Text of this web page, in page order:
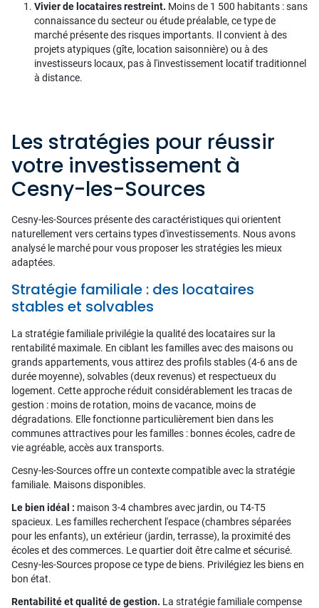
Vivier de locataires restreint. Moins de 1 500 habitants : sans
connaissance du secteur ou étude préalable, ce type de
marché présente des risques importants. Il convient à des
projets atypiques (gîte, location saisonnière) ou à des
investisseurs locaux, pas à l'investissement locatif traditionnel
à distance.
Les stratégies pour réussir
votre investissement à
Cesny-les-Sources
Cesny-les-Sources présente des caractéristiques qui orientent
naturellement vers certains types d'investissements. Nous avons
analysé le marché pour vous proposer les stratégies les mieux
adaptées.
Stratégie familiale : des locataires
stables et solvables
La stratégie familiale privilégie la qualité des locataires sur la
rentabilité maximale. En ciblant les familles avec des maisons ou
grands appartements, vous attirez des profils stables (4-6 ans de
durée moyenne), solvables (deux revenus) et respectueux du
logement. Cette approche réduit considérablement les tracas de
gestion : moins de rotation, moins de vacance, moins de
dégradations. Elle fonctionne particulièrement bien dans les
communes attractives pour les familles : bonnes écoles, cadre de
vie agréable, accès aux transports.
Cesny-les-Sources offre un contexte compatible avec la stratégie
familiale. Maisons disponibles.
Le bien idéal : maison 3-4 chambres avec jardin, ou T4-T5
spacieux. Les familles recherchent l'espace (chambres séparées
pour les enfants), un extérieur (jardin, terrasse), la proximité des
écoles et des commerces. Le quartier doit être calme et sécurisé.
Cesny-les-Sources propose ce type de biens. Privilégiez les biens en
bon état.
Rentabilité et qualité de gestion. La stratégie familiale compense